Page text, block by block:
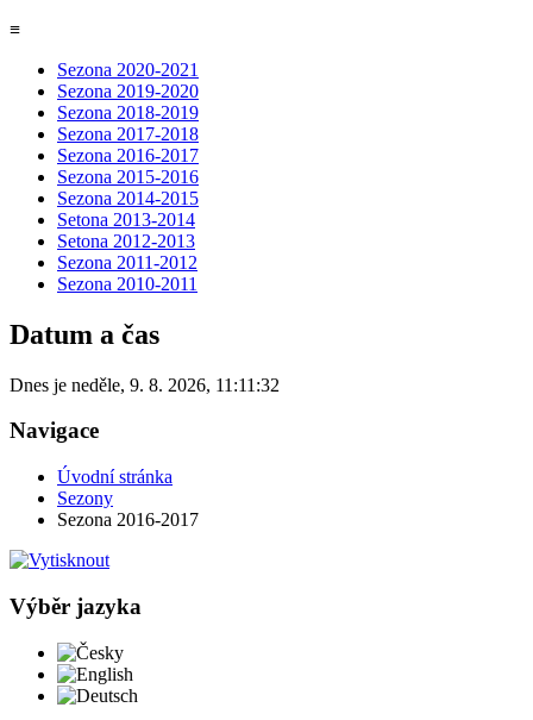
≡
Sezona 2020-2021
Sezona 2019-2020
Sezona 2018-2019
Sezona 2017-2018
Sezona 2016-2017
Sezona 2015-2016
Sezona 2014-2015
Setona 2013-2014
Setona 2012-2013
Sezona 2011-2012
Sezona 2010-2011
Datum a čas
Dnes je neděle, 9. 8. 2026, 11:11:32
Navigace
Úvodní stránka
Sezony
Sezona 2016-2017
Výběr jazyka
Česky